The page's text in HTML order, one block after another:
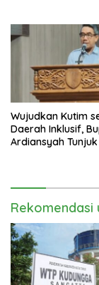
Wujudkan Kutim
Daerah Inklusif,
Ardiansyah
Rekomendasi